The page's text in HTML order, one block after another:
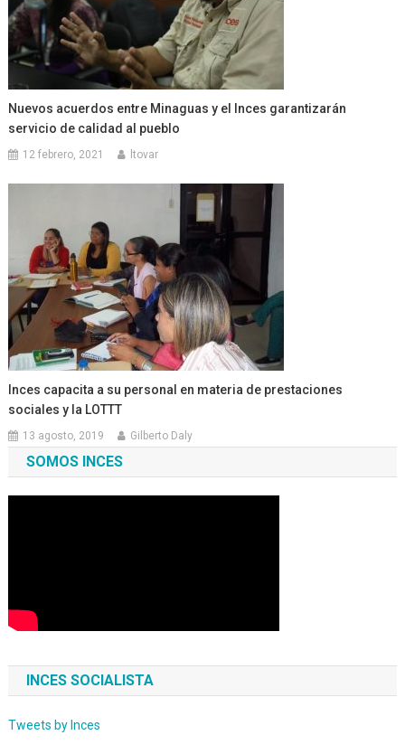
Nuevos acuerdos entre Minaguas y el Inces garantizarán
servicio de calidad al pueblo
12 febrero, 2021 ltovar
Inces capacita a su personal en materia de prestaciones
sociales y la LOTTT
13 agosto, 2019 Gilberto Daly
SOMOS INCES
INCES SOCIALISTA
Tweets by Inces